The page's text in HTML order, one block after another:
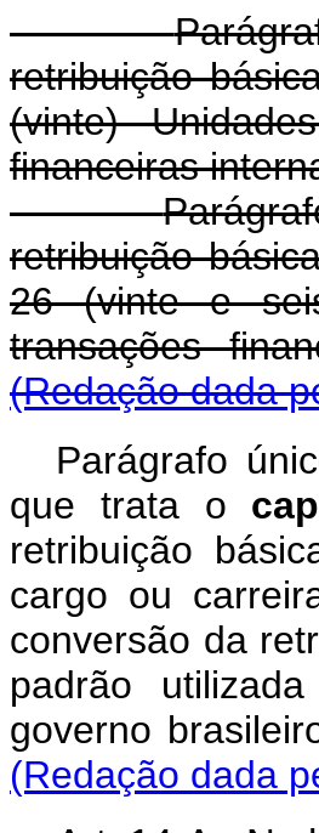
retribuição
(vinte)
financeiras
retribuição
26 (vinte e
transações
(Redação dada
Parágrafo
que trata o
retribuição
cargo ou
conversão da
padrão
governo
(Redação dada